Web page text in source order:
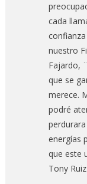
cada
nuestro
Fajardo,
que se
merece.
podré
energías
que este
Tony